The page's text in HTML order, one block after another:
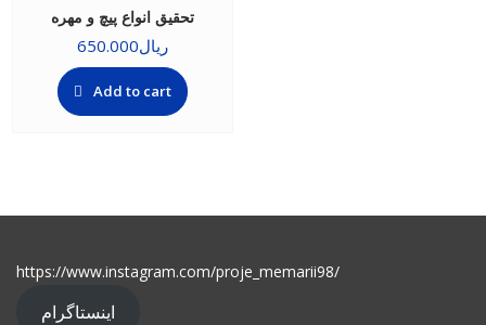
تحقیق انواع پیچ و مهره
ریال650.000
Add to cart
https://www.instagram.com/proje_memarii98/
اینستاگرام